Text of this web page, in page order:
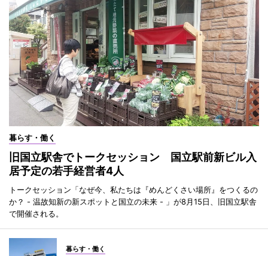
暮らす・働く
旧国立駅舎でトークセッション 国立駅前新ビル入
居予定の若手経営者4人
トークセッション「なぜ今、私たちは『めんどくさい場所』をつくるの
か？ - 温故知新の新スポットと国立の未来 - 」が8月15日、旧国立駅舎
で開催される。
暮らす・働く